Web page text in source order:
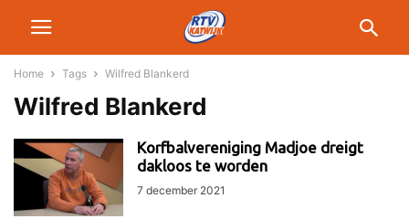
Home Tags Wilfred Blankerd
Wilfred Blankerd
Korfbalvereniging Madjoe dreigt
dakloos te worden
7 december 2021